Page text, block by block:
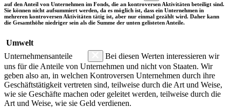
auf den Anteil von Unternehmen im Fonds, die an kontroversen Aktivitäten beteiligt sind.
Sie können nicht aufsummiert werden, da es möglich ist, dass ein Unternehmen in
mehreren kontroversen Aktivitäten tätig ist, aber nur einmal gezählt wird. Daher kann
die Gesamthöhe niedriger sein als die Summe der unten gelisteten Anteile.
Umwelt
Unternehmensanteile
Bei diesen Werten interessieren wir
uns für die Anteile von Unternehmen und nicht von Staaten. Wir
geben also an, in welchen Kontroversen Unternehmen durch ihre
Geschäftstätigkeit vertreten sind, teilweise durch die Art und Weise,
wie sie Geschäfte machen oder geleitet werden, teilweise durch die
Art und Weise, wie sie Geld verdienen.